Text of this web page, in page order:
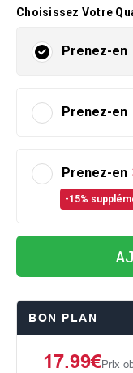
Choisissez Votre
Prenez-en
Prenez-en
Prenez-en
-15%
BON PLAN
17.99€Prix